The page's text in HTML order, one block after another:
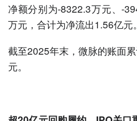
净额分别为-8322.3万元、-
万元，合计为净流出1.56亿元。
截至2025年末，微脉的账面
元。